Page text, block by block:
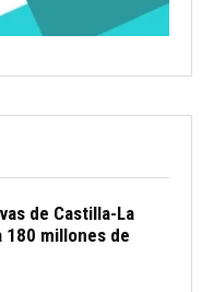
de Castilla-La
180 millones de